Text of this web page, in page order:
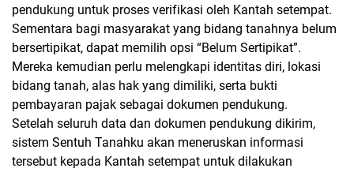
pendukung untuk proses verifikasi oleh Kantah setempat.
Sementara bagi masyarakat yang bidang tanahnya belum
bersertipikat, dapat memilih opsi “Belum Sertipikat”.
Mereka kemudian perlu melengkapi identitas diri, lokasi
bidang tanah, alas hak yang dimiliki, serta bukti
pembayaran pajak sebagai dokumen pendukung.
Setelah seluruh data dan dokumen pendukung dikirim,
sistem Sentuh Tanahku akan meneruskan informasi
tersebut kepada Kantah setempat untuk dilakukan